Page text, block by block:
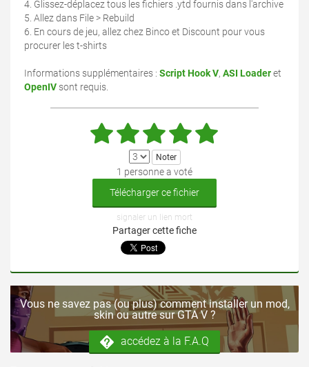
4. Glissez-déplacez tous les fichiers .ytd fournis dans l'archive
5. Allez dans File > Rebuild
6. En cours de jeu, allez chez Binco et Discount pour vous
procurer les t-shirts
Informations supplémentaires : Script Hook V, ASI Loaderet
OpenIV sont requis.
1 personne a voté
Télécharger ce fichier
signaler un lien mort
Partager cette fiche
Vous ne savez pas (ou plus) comment installer un mod,
skin ou autre sur GTA V ?
accédez à la F.A.Q